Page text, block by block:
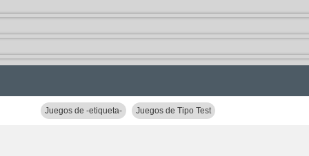
Juegos de -etiqueta- Juegos de Tipo Test